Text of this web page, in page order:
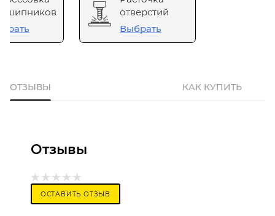
отверстий
Выбрать
ОТЗЫВЫ КАК КУПИТЬ
Отзывы
ОСТАВИТЬ ОТЗЫВ